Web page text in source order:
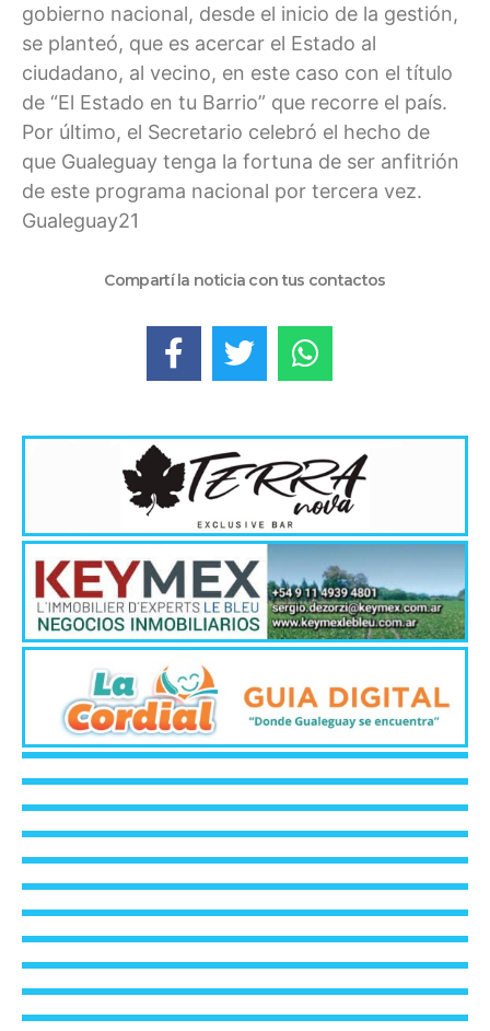
gobierno nacional, desde el inicio de la gestión,
se planteó, que es acercar el Estado al
ciudadano, al vecino, en este caso con el título
de “El Estado en tu Barrio” que recorre el país.
Por último, el Secretario celebró el hecho de
que Gualeguay tenga la fortuna de ser anfitrión
de este programa nacional por tercera vez.
Gualeguay21
Compartí la noticia con tus contactos